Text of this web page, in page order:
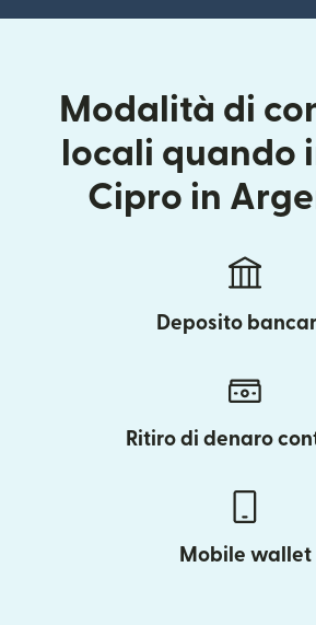
Modalità di
locali quando
Cipro in
Deposito
Ritiro di denaro
Mobile wallet